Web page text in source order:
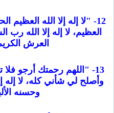
12- "لا إله إلا الله العظيم
العظيم، لا إله إلا الله
العرش
13- "اللهم رحمتك أرجو
وأصلح لي شأني كله، لا إله
وحسنه